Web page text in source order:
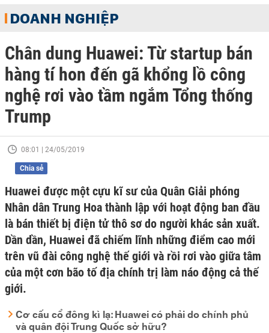
DOANH NGHIỆP
Chân dung Huawei: Từ startup bán
hàng tí hon đến gã khổng lồ công
nghệ rơi vào tầm ngắm Tổng thống
Trump
08:01 | 24/05/2019
Chia sẻ
Huawei được một cựu kĩ sư của Quân Giải phóng
Nhân dân Trung Hoa thành lập với hoạt động ban đầu
là bán thiết bị điện tử thô sơ do người khác sản xuất.
Dần dần, Huawei đã chiếm lĩnh những điểm cao mới
trên vũ đài công nghệ thế giới và rồi rơi vào giữa tâm
của một cơn bão tố địa chính trị làm náo động cả thế
giới.
Cơ cấu cổ đông kì lạ: Huawei có phải do chính phủ
và quân đội Trung Quốc sở hữu?